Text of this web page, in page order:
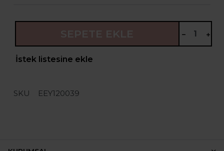
İstek listesine ekle
SKU EEY120039